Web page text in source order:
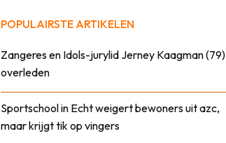
POPULAIRSTE ARTIKELEN
Zangeres en Idols-jurylid Jerney Kaagman (79)
overleden
Sportschool in Echt weigert bewoners uit azc,
maar krijgt tik op vingers